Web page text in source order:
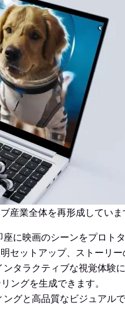
業全体を再形成してい
に映画のシーンをプロト
ットアップ、ストーリー
タラクティブな視覚体
ングを生成できます。
グと高品質なビジュアル